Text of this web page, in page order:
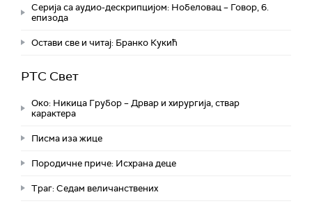
Серија са аудио-дескрипцијом: Нобеловац – Говор, 6.
епизода
Остави све и читај: Бранко Кукић
РТС Свет
Око: Никица Грубор – Дрвар и хирургија, ствар
карактера
Писма иза жице
Породичне приче: Исхрана деце
Траг: Седам величанствених